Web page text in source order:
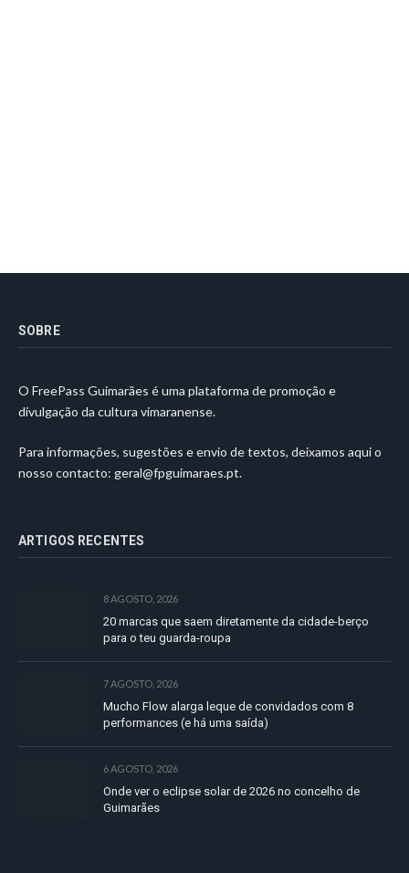
SOBRE
O FreePass Guimarães é uma plataforma de promoção e
divulgação da cultura vimaranense.
Para informações, sugestões e envio de textos, deixamos aqui o
nosso contacto: geral@fpguimaraes.pt.
ARTIGOS RECENTES
8 AGOSTO, 2026
20 marcas que saem diretamente da cidade-berço
para o teu guarda-roupa
7 AGOSTO, 2026
Mucho Flow alarga leque de convidados com 8
performances (e há uma saída)
6 AGOSTO, 2026
Onde ver o eclipse solar de 2026 no concelho de
Guimarães